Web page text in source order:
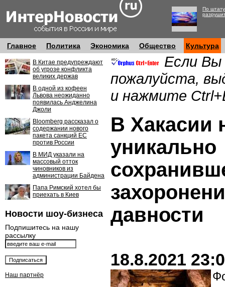
По
Главное Политика Экономика Общество Культура
В Китае предупреждают
об угрозе конфликта
великих держав
В одной из кофеен
Львова неожиданно
появилась Анджелина
Джоли
Bloomberg рассказал о
содержании нового
пакета санкций ЕС
против России
В МИД указали на
массовый отток
чиновников из
администрации Байдена
Папа Римский хотел бы
приехать в Киев
Новости шоу-бизнеса
Подпишитесь на нашу
рассылку
Наш партнёр
Если Вы
пожалуйста,
и нажмите
В Хакасии
уникально
давности
18.8.2021